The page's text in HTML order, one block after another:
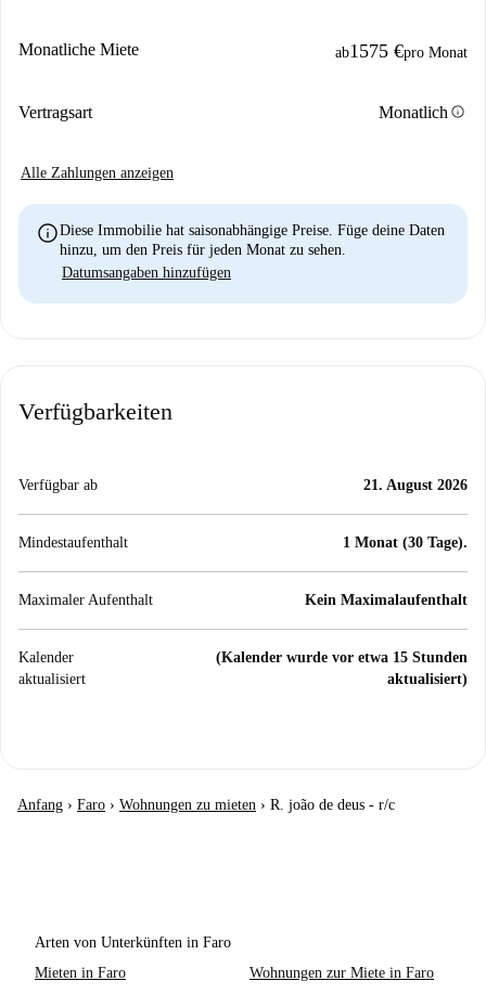
Monatliche Miete ab1575 €pro Monat
Vertragsart Monatlichinfo
Alle Zahlungen anzeigen
infoDiese Immobilie hat saisonabhängige Preise. Füge deine Daten
hinzu, um den Preis für jeden Monat zu sehen.
Datumsangaben hinzufügen
Verfügbarkeiten
Verfügbar ab 21. August 2026
Mindestaufenthalt 1 Monat (30 Tage).
Maximaler Aufenthalt Kein Maximalaufenthalt
Kalender
aktualisiert
(Kalender wurde vor etwa 15 Stunden
aktualisiert)
Anfang › Faro › Wohnungen zu mieten › R. joão de deus - r/c
Arten von Unterkünften in Faro
Mieten in Faro
Wohnungen zur Miete in Faro